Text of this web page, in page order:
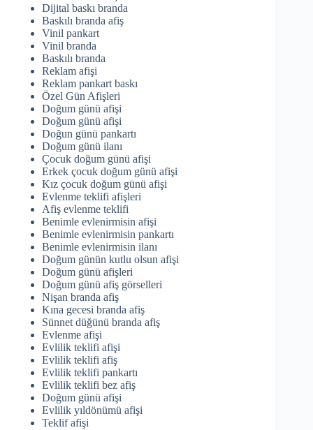
Dijital baskı branda
Baskılı branda afiş
Vinil pankart
Vinil branda
Baskılı branda
Reklam afişi
Reklam pankart baskı
Özel Gün Afişleri
Doğum günü afişi
Doğum günü afişi
Doğun günü pankartı
Doğum günü ilanı
Çocuk doğum günü afişi
Erkek çocuk doğum günü afişi
Kız çocuk doğum günü afişi
Evlenme teklifi afişleri
Afiş evlenme teklifi
Benimle evlenirmisin afişi
Benimle evlenirmisin pankartı
Benimle evlenirmisin ilanı
Doğum günün kutlu olsun afişi
Doğum günü afişleri
Doğum günü afiş görselleri
Nişan branda afiş
Kına gecesi branda afiş
Sünnet düğünü branda afiş
Evlenme afişi
Evlilik teklifi afişi
Evlilik teklifi afiş
Evlilik teklifi pankartı
Evlilik teklifi bez afiş
Doğum günü afişi
Evlilik yıldönümü afişi
Teklif afişi